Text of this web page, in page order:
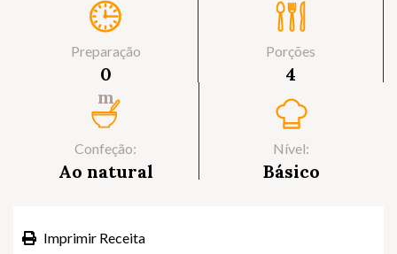
Preparação
0
m
Porções
4
Confeção:
Ao natural
Nível:
Básico
Imprimir Receita